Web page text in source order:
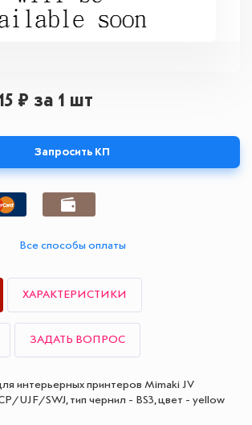
₽ за 1 шт
Запросить КП
Все способы оплаты
ХАРАКТЕРИСТИКИ
ЗАДАТЬ ВОПРОС
интерьерных принтеров Mimaki JV
UJF/SWJ, тип чернил - BS3, цвет - yellow